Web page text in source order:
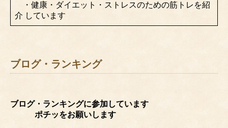
・健康・ダイエット・ストレスのための筋トレを紹
介 しています
ブログ・ランキング
ブログ・ランキングに参加しています
ポチッをお願いします